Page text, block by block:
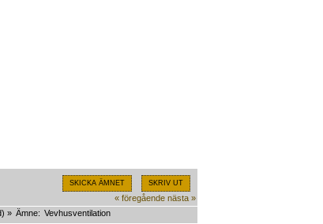
SKICKA ÄMNET SKRIV UT
« föregående nästa »
) » Ämne: Vevhusventilation